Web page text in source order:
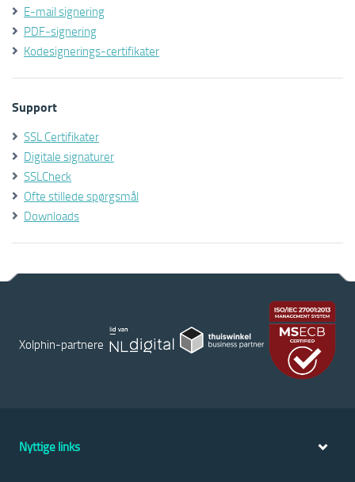
E-mail signering
PDF-signering
Kodesignerings-certifikater
Support
SSL Certifikater
Digitale signaturer
SSLCheck
Ofte stillede spørgsmål
Downloads
Xolphin-partnere
Nyttige links